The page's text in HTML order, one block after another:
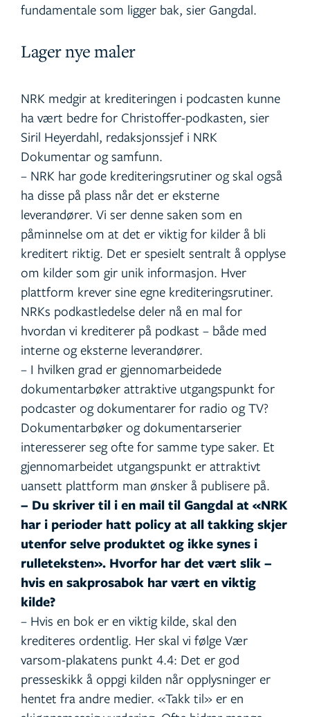
fundamentale som ligger bak, sier Gangdal.
Lager nye maler
NRK medgir at krediteringen i podcasten kunne
ha vært bedre for Christoffer-podkasten, sier
Siril Heyerdahl, redaksjonssjef i NRK
Dokumentar og samfunn.
– NRK har gode krediteringsrutiner og skal også
ha disse på plass når det er eksterne
leverandører. Vi ser denne saken som en
påminnelse om at det er viktig for kilder å bli
kreditert riktig. Det er spesielt sentralt å opplyse
om kilder som gir unik informasjon. Hver
plattform krever sine egne krediteringsrutiner.
NRKs podkastledelse deler nå en mal for
hvordan vi krediterer på podkast – både med
interne og eksterne leverandører.
– I hvilken grad er gjennomarbeidede
dokumentarbøker attraktive utgangspunkt for
podcaster og dokumentarer for radio og TV?
Dokumentarbøker og dokumentarserier
interesserer seg ofte for samme type saker. Et
gjennomarbeidet utgangspunkt er attraktivt
uansett plattform man ønsker å publisere på.
– Du skriver til i en mail til Gangdal at «NRK
har i perioder hatt policy at all takking skjer
utenfor selve produktet og ikke synes i
rulleteksten». Hvorfor har det vært slik –
hvis en sakprosabok har vært en viktig
kilde?
– Hvis en bok er en viktig kilde, skal den
krediteres ordentlig. Her skal vi følge Vær
varsom-plakatens punkt 4.4: Det er god
presseskikk å oppgi kilden når opplysninger er
hentet fra andre medier. «Takk til» er en